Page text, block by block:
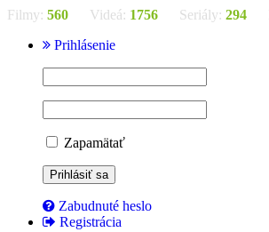
Filmy: 560 Videá: 1756 Seriály: 294
Prihlásenie
Zapamätať
Zabudnuté heslo
Registrácia